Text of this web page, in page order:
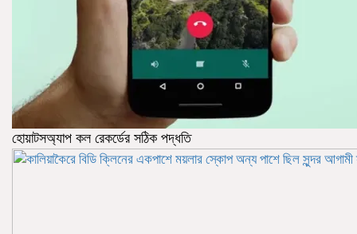
হোয়াটসঅ্যাপ কল রেকর্ডের সঠিক পদ্ধতি